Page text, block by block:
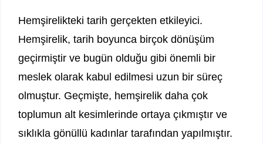
Hemşirelikteki tarih gerçekten etkileyici.
Hemşirelik, tarih boyunca birçok dönüşüm
geçirmiştir ve bugün olduğu gibi önemli bir
meslek olarak kabul edilmesi uzun bir süreç
olmuştur. Geçmişte, hemşirelik daha çok
toplumun alt kesimlerinde ortaya çıkmıştır ve
sıklıkla gönüllü kadınlar tarafından yapılmıştır.